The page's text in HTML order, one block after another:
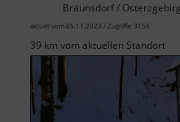
Bräunsdorf /
aktuell vom 05.11.2023 / Zugriffe: 3156
39 km vom aktuellen Standort